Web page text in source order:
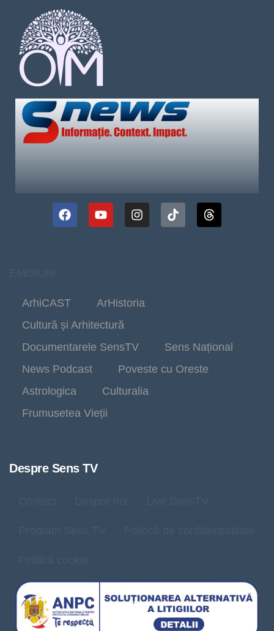
ArhiCAST
ArHistoria
Cultură și Arhitectură
Documentarele SensTV
Sens Național
News Podcast
Poveste cu Oreste
Astrologica
Culturalia
Frumusetea Vieții
Despre Sens TV